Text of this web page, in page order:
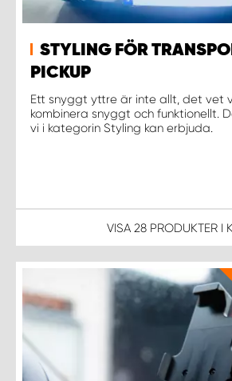
STYLING FÖR
PICKUP
Ett snyggt yttre är inte allt, det vet
kombinera snyggt och funktionellt.
vi i kategorin Styling kan erbjuda.
VISA 28 PRODUKTER I